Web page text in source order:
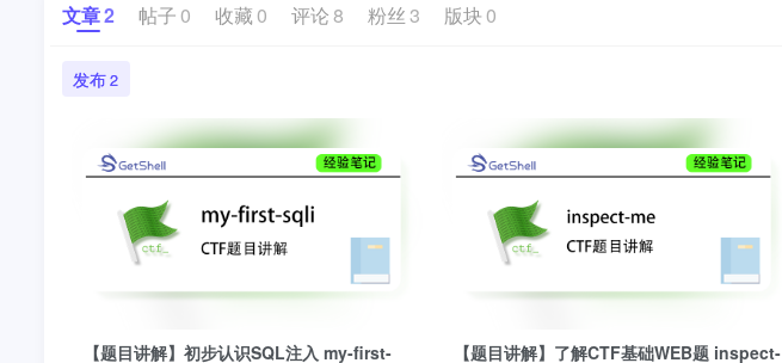
文章2 帖子 0 收藏 0 评论8 粉丝 3 版块 0
发布2
【题目讲解】初步认识SQL注入 my-first-
【题目讲解】了解CTF基础WEB题 inspect-